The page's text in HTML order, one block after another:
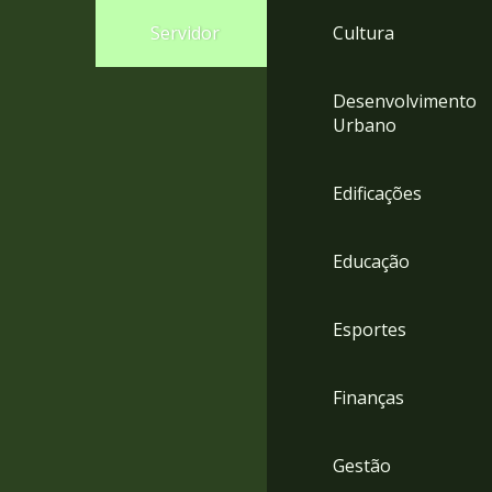
Servidor Cultura
Desenvolvimento
Urbano
Edificações
Educação
Esportes
Finanças
Gestão